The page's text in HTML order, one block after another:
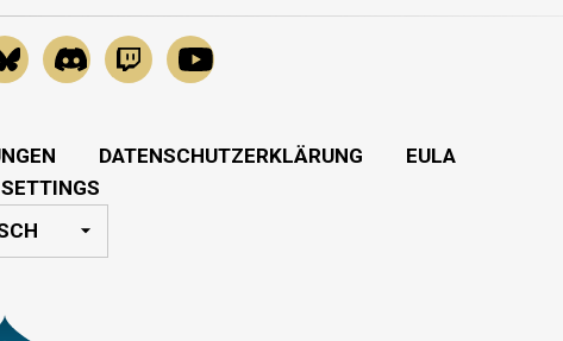
DATENSCHUTZERKLÄRUNG
EULA